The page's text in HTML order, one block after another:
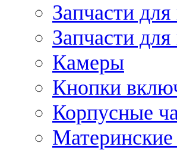
Запчасти
Запчасти
Камеры
Кнопки
Корпусные